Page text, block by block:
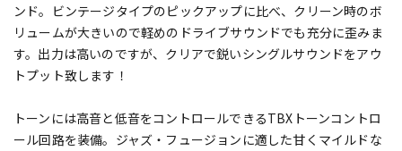
ンド。ビンテージタイプのピックアップに比べ、クリーン時のボ
リュームが大きいので軽めのドライブサウンドでも充分に歪みま
す。出力は高いのですが、クリアで鋭いシングルサウンドをアウ
トプット致します！
トーンには高音と低音をコントロールできるTBXトーンコントロ
ール回路を装備。ジャズ・フュージョンに適した甘くマイルドな